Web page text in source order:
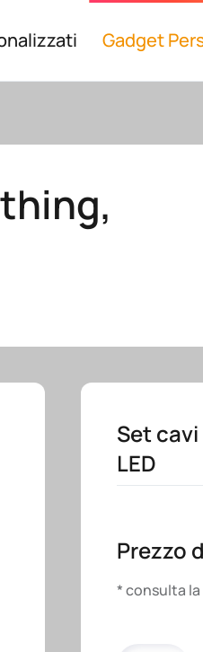
Gadget
Set
LED
Prezzo
* consulta